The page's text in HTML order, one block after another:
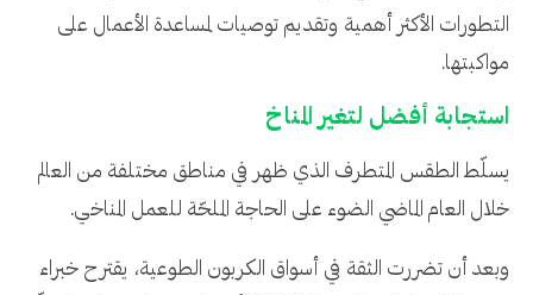
التطورات الأكثر أهمية وتقديم توصيات لمساعدة الأعمال على
مواكبتها.
استجابة أفضل لتغير المناخ
يسلّط الطقس المتطرف الذي ظهر في مناطق مختلفة من العالم
خلال العام الماضي الضوء على الحاجة الملحّة للعمل المناخي.
وبعد أن تضررت الثقة في أسواق الكربون الطوعية، يقترح خبراء